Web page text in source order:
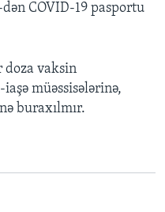
COVID-19 pasportu
doza vaksin
müəssisələrinə,
buraxılmır.